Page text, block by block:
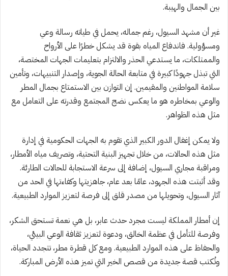
بين الجمال والهيبة.
غير أن مشهد السيول، رغم جماله، يحمل في طياته رسالة وعي
ومسؤولية. فاندفاع المياه بقوة قد يشكل خطرًا على الأرواح
والممتلكات، ما يستدعي الحذر والالتزام بتعليمات الجهات المختصة،
التي تبذل جهودًا كبيرة في متابعة الحالة الجوية، وإصدار التنبيهات، وتأمين
سلامة المواطنين والمقيمين. إن التوازن بين الاستمتاع بجمال المطر
والوعي بمخاطره هو ما يعكس نضج المجتمع وقدرته على التعامل مع
مثل هذه الظواهر.
ولا يمكن إغفال الدور الكبير الذي تقوم به الجهات الحكومية في إدارة
مثل هذه الحالات، من خلال تجهيز البنية التحتية، وتصريف مياه الأمطار،
ومراقبة مجاري السيول، إضافة إلى سرعة الاستجابة للحالات الطارئة.
وقد أثبتت هذه الجهود، عامًا بعد عام، جاهزيتها وكفاءتها في الحد من
آثار السيول، وتحويلها من مصدر قلق إلى فرصة لتعزيز الموارد الطبيعية.
إن أمطار المملكة ليست مجرد حدث عابر، بل هي نعمة تستحق الشكر،
وفرصة للتأمل في عظمة الخالق، ودعوة لتعزيز ثقافة الوعي البيئي،
والحفاظ على هذه الموارد الطبيعية. ومع كل قطرة مطر، تتجدد الحياة،
وتُكتب قصة جديدة من قصص الخير التي تميز هذه الأرض المباركة.